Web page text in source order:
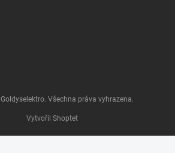
Vytvořil Shoptet
Goldyselektro. Všechna práva vyhrazena.